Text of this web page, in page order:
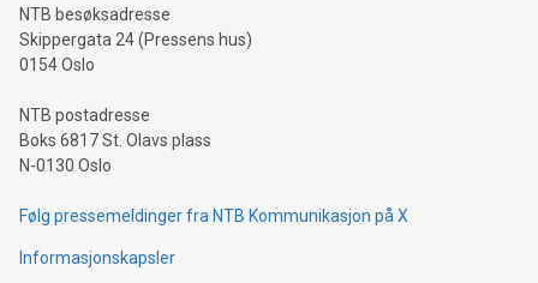
NTB besøksadresse
Skippergata 24 (Pressens hus)
0154 Oslo
NTB postadresse
Boks 6817 St. Olavs plass
N-0130 Oslo
Følg pressemeldinger fra NTB Kommunikasjon på X
Informasjonskapsler